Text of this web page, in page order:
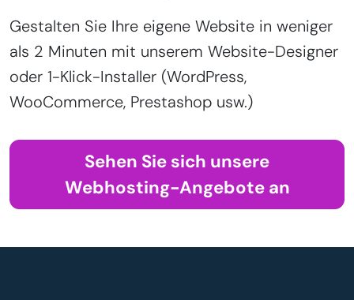
Gestalten Sie Ihre eigene Website in weniger
als 2 Minuten mit unserem Website-Designer
oder 1-Klick-Installer (WordPress,
WooCommerce, Prestashop usw.)
Sehen Sie sich unsere
Webhosting-Angebote an